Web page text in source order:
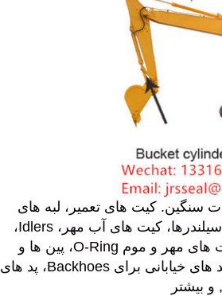
سنگین. کیت های تعمیر، لبه های
برش، دندان ها، فیلترها، ساک ها، توربو شارژرها، پمپ های هیدرولیک، سیلندرها، کیت های آب مهر، Idlers،
رولرها،مسیرهای چرخدار لاستیکی، قطعات زیرپشتی اسکید استیر، کیت های مهر و موم O-Ring، پین ها و
بوشینگ ها، مفاصل جهانی، سخت افزار، بهار های عقب گرد، یوگ ها، پد های خیابانی برای Backhoes، پد های
بیشتر